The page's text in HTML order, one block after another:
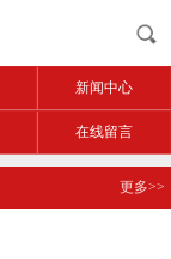
新闻中心
在线留言
更多>>